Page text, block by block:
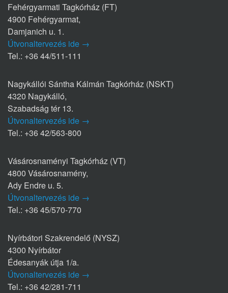
Fehérgyarmati Tagkórház (FT)
4900 Fehérgyarmat,
Damjanich u. 1.
Útvonaltervezés ide →
Tel.: +36 44/511-111
Nagykállói Sántha Kálmán Tagkórház (NSKT)
4320 Nagykálló,
Szabadság tér 13.
Útvonaltervezés ide →
Tel.: +36 42/563-800
Vásárosnaményi Tagkórház (VT)
4800 Vásárosnamény,
Ady Endre u. 5.
Útvonaltervezés ide →
Tel.: +36 45/570-770
Nyírbátori Szakrendelő (NYSZ)
4300 Nyírbátor
Édesanyák útja 1/a.
Útvonaltervezés ide →
Tel.: +36 42/281-711